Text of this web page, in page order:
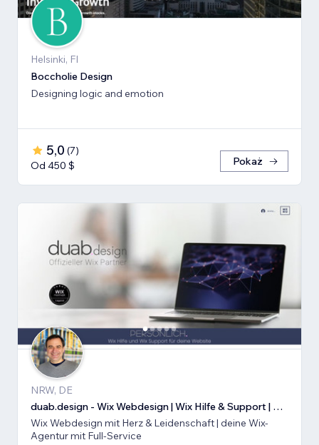
Helsinki, FI
Boccholie Design
Designing logic and emotion
5,0 (7)
Od 450 $
Pokaż
NRW, DE
duab.design - Wix Webdesign | Wix Hilfe & Support | Wix SEO
Wix Webdesign mit Herz & Leidenschaft | deine Wix-
Agentur mit Full-Service